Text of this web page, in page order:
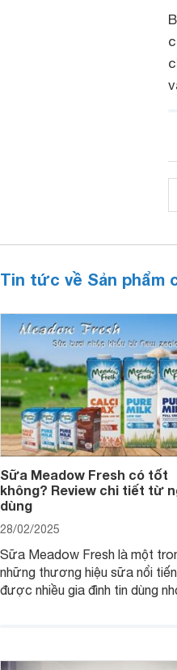
Tin tức về Sản phẩm
Sữa Meadow Fresh có tốt
không? Review chi tiết từ
dùng
28/02/2025
Sữa Meadow Fresh là một
những thương hiệu sữa nổi
được nhiều gia đình tin dùng
dưỡng có gì đặc biệt? Giá sữa